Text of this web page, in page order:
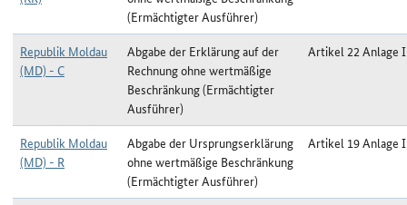
(Ermächtigter Ausführer)
Republik Moldau
(MD) - C
Abgabe der Erklärung auf der
Rechnung ohne wertmäßige
Beschränkung (Ermächtigter
Ausführer)
Artikel 22 Anlage I
Republik Moldau
(MD) - R
Abgabe der Ursprungserklärung
ohne wertmäßige Beschränkung
(Ermächtigter Ausführer)
Artikel 19 Anlage I